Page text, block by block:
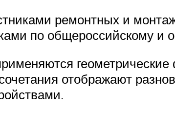
ремонтных и
по общероссийскому и
отображают